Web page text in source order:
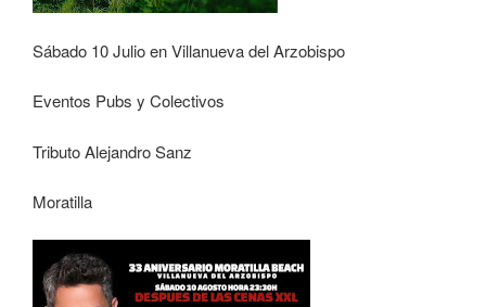
Sábado 10 Julio en Villanueva del Arzobispo
Eventos Pubs y Colectivos
Tributo Alejandro Sanz
Moratilla